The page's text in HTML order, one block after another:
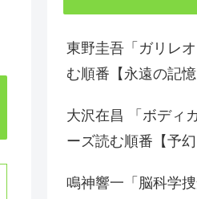
東野圭吾「ガリレ
む順番【永遠の記憶
大沢在昌 「ボディ
ーズ読む順番【予幻
鳴神響一「脳科学